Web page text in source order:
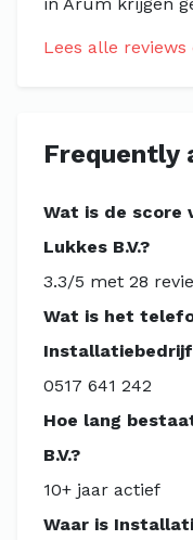
Lees alle reviews
Frequently
Wat is de score
Lukkes B.V.?
3.3/5 met 28
Wat is het
Installatiebedrijf
0517 641 242
Hoe lang
B.V.?
10+ jaar actief
Waar is